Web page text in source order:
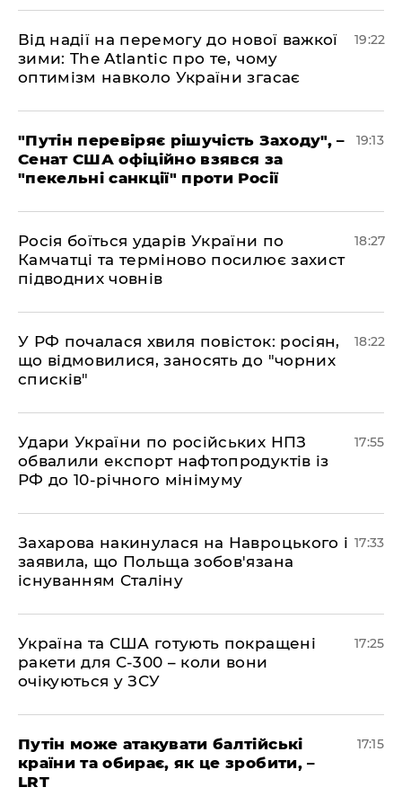
​Від надії на перемогу до нової важкої
зими: The Atlantic про те, чому
оптимізм навколо України згасає
19:22
​"Путін перевіряє рішучість Заходу", –
Сенат США офіційно взявся за
"пекельні санкції" проти Росії
19:13
​Росія боїться ударів України по
Камчатці та терміново посилює захист
підводних човнів
18:27
​У РФ почалася хвиля повісток: росіян,
що відмовилися, заносять до "чорних
списків"
18:22
​Удари України по російських НПЗ
обвалили експорт нафтопродуктів із
РФ до 10-річного мінімуму
17:55
​Захарова накинулася на Навроцького і
заявила, що Польща зобов'язана
існуванням Сталіну
17:33
​Україна та США готують покращені
ракети для С-300 – коли вони
очікуються у ЗСУ
17:25
​Путін може атакувати балтійські
країни та обирає, як це зробити, –
LRT
17:15